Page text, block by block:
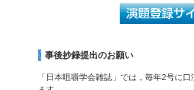
事後抄録提出のお願い
「日本咀嚼学会雑誌」では，毎年2号に